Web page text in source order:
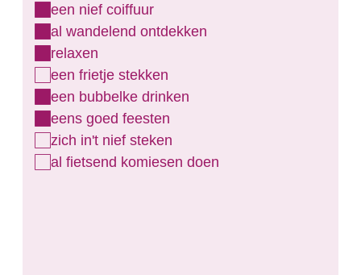
een nief coiffuur
al wandelend ontdekken
relaxen
een frietje stekken
een bubbelke drinken
eens goed feesten
zich in't nief steken
al fietsend komiesen doen